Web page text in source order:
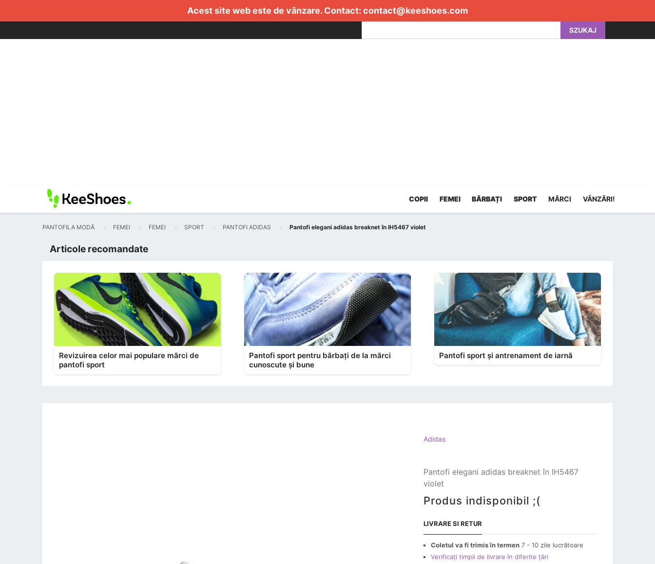
Acest site web este de vânzare. Contact: contact@keeshoes.com
SZUKAJ
COPII FEMEI BĂRBAȚI SPORT MĂRCI VÂNZĂRI!
PANTOFILA MODĂ FEMEI FEMEI SPORT PANTOFI ADIDAS Pantofi elegani adidas breaknet în IH5467 violet
Articole recomandate
Revizuirea celor mai populare mărci de
pantofi sport
Pantofi sport pentru bărbați de la mărci
cunoscute și bune
Pantofi sport și antrenament de iarnă
Adidas
Pantofi elegani adidas breaknet în IH5467
violet
Produs indisponibil ;(
LIVRARE SI RETUR
Coletul va fi trimis în termen 7 - 10 zile lucrătoare
Verificați timpii de livrare în diferite țări